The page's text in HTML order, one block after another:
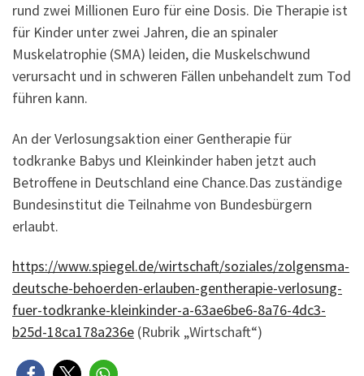
rund zwei Millionen Euro für eine Dosis. Die Therapie ist
für Kinder unter zwei Jahren, die an spinaler
Muskelatrophie (SMA) leiden, die Muskelschwund
verursacht und in schweren Fällen unbehandelt zum Tod
führen kann.
An der Verlosungsaktion einer Gentherapie für
todkranke Babys und Kleinkinder haben jetzt auch
Betroffene in Deutschland eine Chance.Das zuständige
Bundesinstitut die Teilnahme von Bundesbürgern
erlaubt.
https://www.spiegel.de/wirtschaft/soziales/zolgensma-
deutsche-behoerden-erlauben-gentherapie-verlosung-
fuer-todkranke-kleinkinder-a-63ae6be6-8a76-4dc3-
b25d-18ca178a236e (Rubrik „Wirtschaft“)